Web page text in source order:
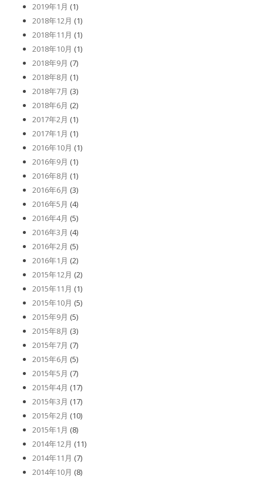
2019年1月 (1)
2018年12月 (1)
2018年11月 (1)
2018年10月 (1)
2018年9月 (7)
2018年8月 (1)
2018年7月 (3)
2018年6月 (2)
2017年2月 (1)
2017年1月 (1)
2016年10月 (1)
2016年9月 (1)
2016年8月 (1)
2016年6月 (3)
2016年5月 (4)
2016年4月 (5)
2016年3月 (4)
2016年2月 (5)
2016年1月 (2)
2015年12月 (2)
2015年11月 (1)
2015年10月 (5)
2015年9月 (5)
2015年8月 (3)
2015年7月 (7)
2015年6月 (5)
2015年5月 (7)
2015年4月 (17)
2015年3月 (17)
2015年2月 (10)
2015年1月 (8)
2014年12月 (11)
2014年11月 (7)
2014年10月 (8)